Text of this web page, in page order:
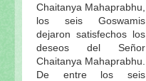
Chaitanya Mahaprabhu,
los seis Goswamis
dejaron satisfechos los
deseos del Señor
Chaitanya Mahaprabhu.
De entre los seis